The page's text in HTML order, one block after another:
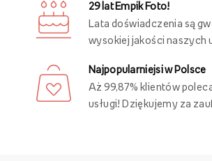
29 lat Empik Foto!
Lata doświadczenia są
wysokiej jakości naszych
Najpopularniejsi w Polsce
Aż 99,87% klientów
usługi! Dziękujemy za